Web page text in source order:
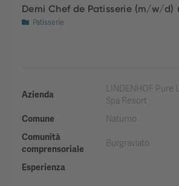
Demi Chef de Patisserie (m/w/d)
Patisserie
Azienda
LINDENHOF Pure
Spa Resort
Comune
Naturno
Comunità
comprensoriale
Burgraviato
Esperienza